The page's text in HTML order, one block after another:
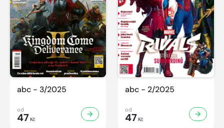
abc - 3/2025
od
47 Kč
abc - 2/2025
od
47 Kč